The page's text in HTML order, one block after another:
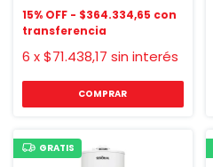
$364.334,65
6 x$71.438,17 sin interés
GRATIS